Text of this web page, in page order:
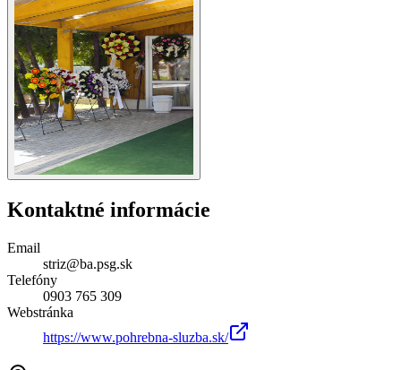
Kontaktné informácie
Email
striz@ba.psg.sk
Telefóny
0903 765 309
Webstránka
https://www.pohrebna-sluzba.sk/